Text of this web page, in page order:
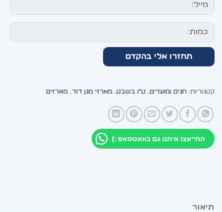
קטגוריות: חגים ומועדים , ט"ו בשבט , מארזי מגן דוד, מארזים
התייעצו איתנו גם בוואטסאפ :)
תיאור